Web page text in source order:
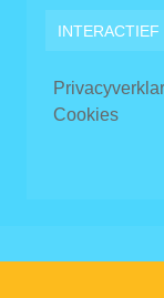
INTERACTIEF
Cookies